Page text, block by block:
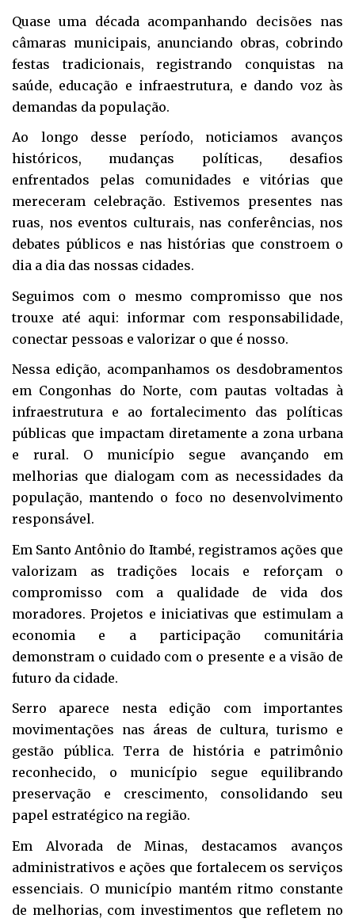
Quase uma década acompanhando decisões nas
câmaras municipais, anunciando obras, cobrindo
festas tradicionais, registrando conquistas na
saúde, educação e infraestrutura, e dando voz às
demandas da população.
Ao longo desse período, noticiamos avanços
históricos, mudanças políticas, desafios
enfrentados pelas comunidades e vitórias que
mereceram celebração. Estivemos presentes nas
ruas, nos eventos culturais, nas conferências, nos
debates públicos e nas histórias que constroem o
dia a dia das nossas cidades.
Seguimos com o mesmo compromisso que nos
trouxe até aqui: informar com responsabilidade,
conectar pessoas e valorizar o que é nosso.
Nessa edição, acompanhamos os desdobramentos
em Congonhas do Norte, com pautas voltadas à
infraestrutura e ao fortalecimento das políticas
públicas que impactam diretamente a zona urbana
e rural. O município segue avançando em
melhorias que dialogam com as necessidades da
população, mantendo o foco no desenvolvimento
responsável.
Em Santo Antônio do Itambé, registramos ações que
valorizam as tradições locais e reforçam o
compromisso com a qualidade de vida dos
moradores. Projetos e iniciativas que estimulam a
economia e a participação comunitária
demonstram o cuidado com o presente e a visão de
futuro da cidade.
Serro aparece nesta edição com importantes
movimentações nas áreas de cultura, turismo e
gestão pública. Terra de história e patrimônio
reconhecido, o município segue equilibrando
preservação e crescimento, consolidando seu
papel estratégico na região.
Em Alvorada de Minas, destacamos avanços
administrativos e ações que fortalecem os serviços
essenciais. O município mantém ritmo constante
de melhorias, com investimentos que refletem no